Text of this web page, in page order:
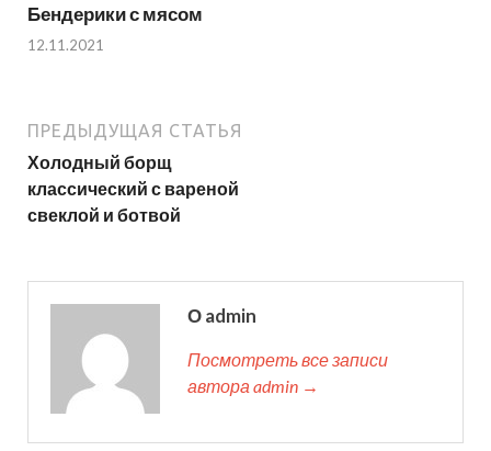
Бендерики с мясом
12.11.2021
ПРЕДЫДУЩАЯ СТАТЬЯ
Холодный борщ
классический с вареной
свеклой и ботвой
О admin
Посмотреть все записи
автора admin →